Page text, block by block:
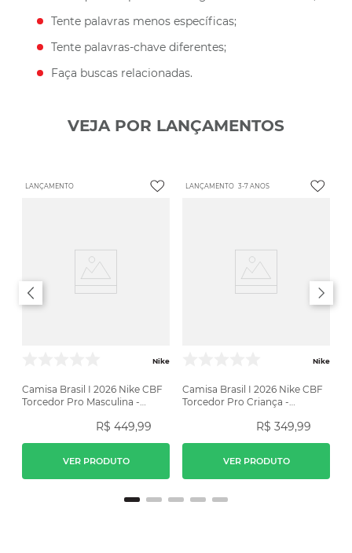
Tente palavras menos específicas;
Tente palavras-chave diferentes;
Faça buscas relacionadas.
VEJA POR LANÇAMENTOS
LANÇAMENTO
Nike
Camisa Brasil I 2026 Nike CBF
Torcedor Pro Masculina -
R$ 449,99
VER PRODUTO
LANÇAMENTO 3-7 ANOS
Nike
Camisa Brasil I 2026 Nike CBF
Torcedor Pro Criança -
R$ 349,99
VER PRODUTO